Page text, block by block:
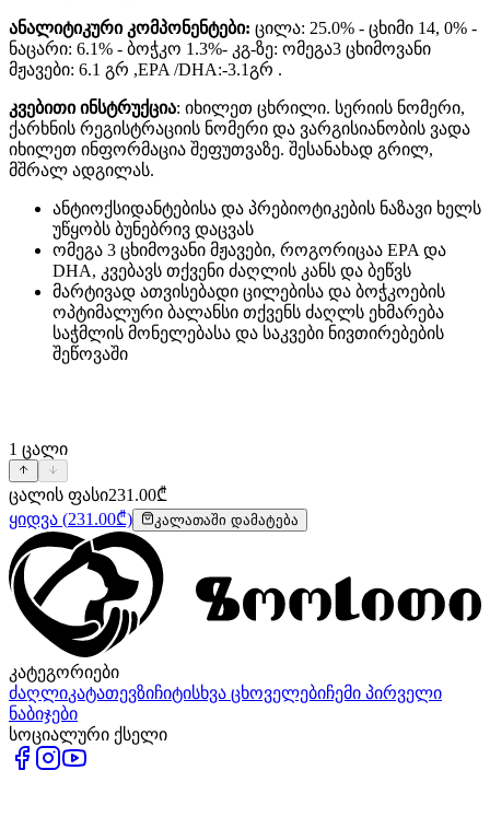
ანალიტიკური კომპონენტები: ცილა: 25.0% - ცხიმი 14, 0% -
ნაცარი: 6.1% - ბოჭკო 1.3%- კგ-ზე: ომეგა3 ცხიმოვანი
მჟავები: 6.1 გრ ,EPA /DHA:-3.1გრ .
კვებითი ინსტრუქცია: იხილეთ ცხრილი. სერიის ნომერი,
ქარხნის რეგისტრაციის ნომერი და ვარგისიანობის ვადა
იხილეთ ინფორმაცია შეფუთვაზე. შესანახად გრილ,
მშრალ ადგილას.
ანტიოქსიდანტებისა და პრებიოტიკების ნაზავი ხელს
უწყობს ბუნებრივ დაცვას
ომეგა 3 ცხიმოვანი მჟავები, როგორიცაა EPA და
DHA, კვებავს თქვენი ძაღლის კანს და ბეწვს
მარტივად ათვისებადი ცილებისა და ბოჭკოების
ოპტიმალური ბალანსი თქვენს ძაღლს ეხმარება
საჭმლის მონელებასა და საკვები ნივთირებების
შეწოვაში
1 ცალი
ცალის ფასი231.00₾
ყიდვა (231.00₾) კალათაში დამატება
კატეგორიები
ძაღლიკატათევზიჩიტისხვა ცხოველებიჩემი პირველი
ნაბიჯები
სოციალური ქსელი